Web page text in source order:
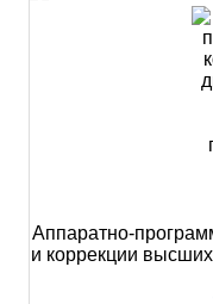
Аппаратно-
и коррекции